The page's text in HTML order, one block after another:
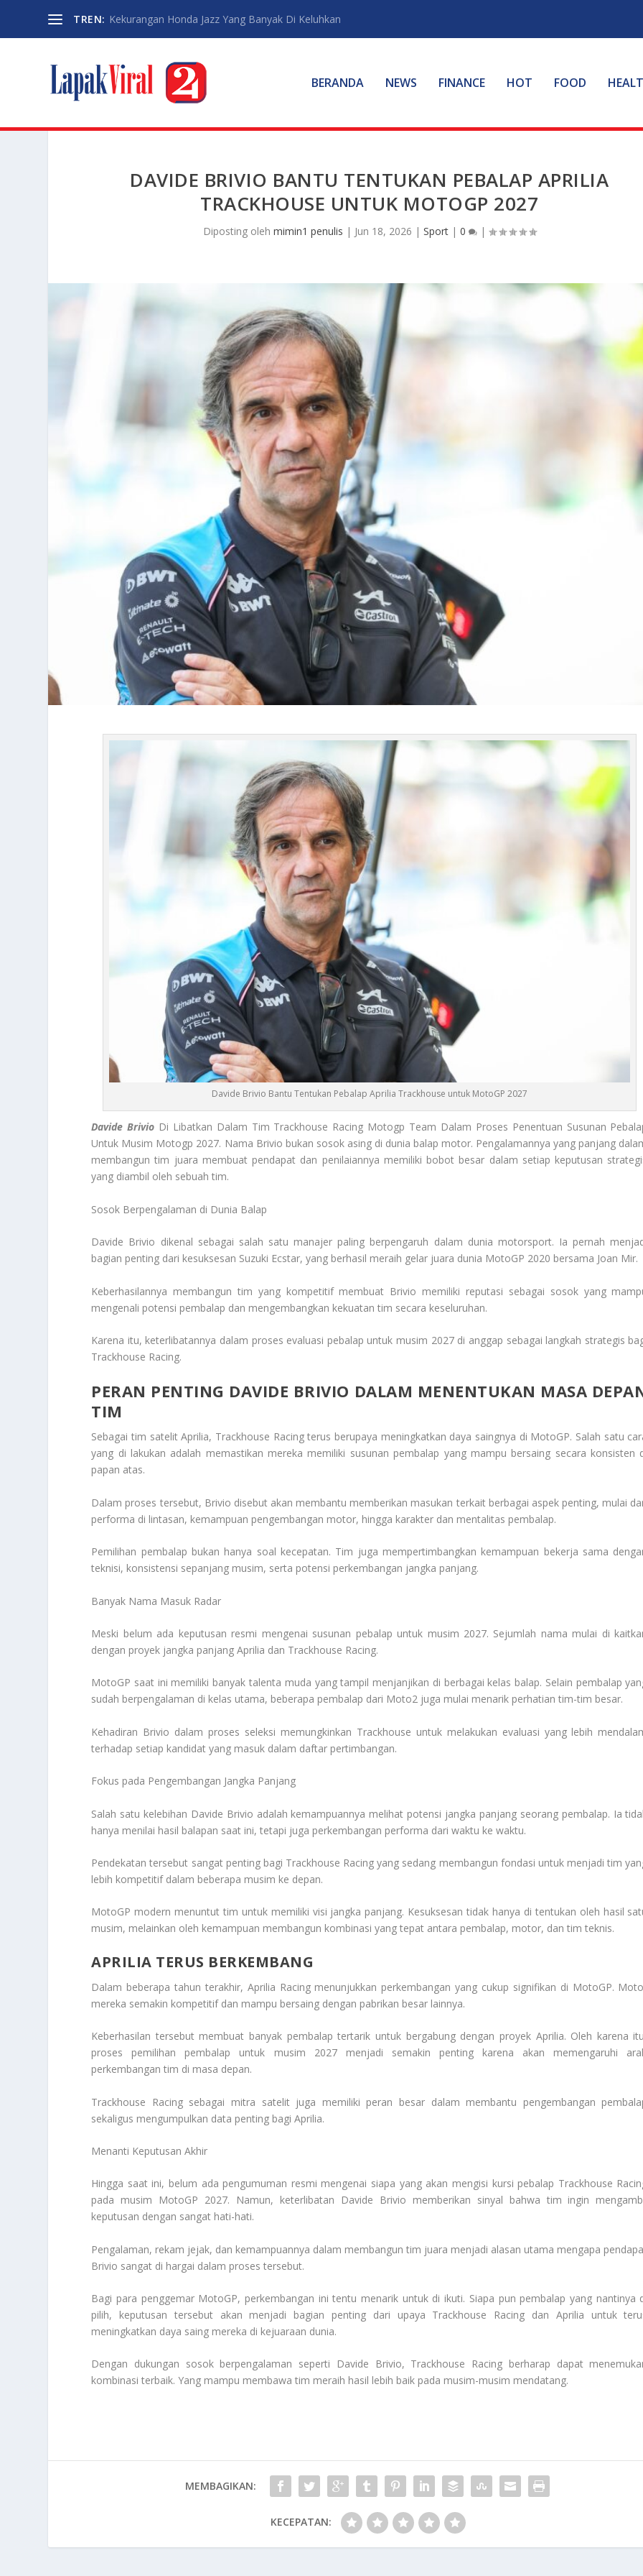
TREN: Kekurangan Honda Jazz Yang Banyak Di Keluhkan
BERANDA NEWS FINANCE HOT FOOD
DAVIDE BRIVIO BANTU TENTUKAN PEBALAP APRILIA
TRACKHOUSE UNTUK MOTOGP 2027
Diposting oleh mimin1 penulis | Jun 18, 2026 | Sport| 0 |
Davide Brivio Bantu Tentukan Pebalap Aprilia Trackhouse untuk MotoGP 2027
Davide Brivio Di Libatkan Dalam Tim Trackhouse Racing Motogp Team Dalam Proses Penentuan Susunan
Untuk Musim Motogp 2027. Nama Brivio bukan sosok asing di dunia balap motor. Pengalamannya yang panjang
membangun tim juara membuat pendapat dan penilaiannya memiliki bobot besar dalam setiap keputusan
yang diambil oleh sebuah tim.
Sosok Berpengalaman di Dunia Balap
Davide Brivio dikenal sebagai salah satu manajer paling berpengaruh dalam dunia motorsport. Ia pernah
bagian penting dari kesuksesan Suzuki Ecstar, yang berhasil meraih gelar juara dunia MotoGP 2020 bersama Joan Mir.
Keberhasilannya membangun tim yang kompetitif membuat Brivio memiliki reputasi sebagai sosok yang
mengenali potensi pembalap dan mengembangkan kekuatan tim secara keseluruhan.
Karena itu, keterlibatannya dalam proses evaluasi pebalap untuk musim 2027 di anggap sebagai langkah strategis
Trackhouse Racing.
PERAN PENTING DAVIDE BRIVIO DALAM MENENTUKAN MASA
TIM
Sebagai tim satelit Aprilia, Trackhouse Racing terus berupaya meningkatkan daya saingnya di MotoGP. Salah satu
yang di lakukan adalah memastikan mereka memiliki susunan pembalap yang mampu bersaing secara konsisten
papan atas.
Dalam proses tersebut, Brivio disebut akan membantu memberikan masukan terkait berbagai aspek penting, mulai
performa di lintasan, kemampuan pengembangan motor, hingga karakter dan mentalitas pembalap.
Pemilihan pembalap bukan hanya soal kecepatan. Tim juga mempertimbangkan kemampuan bekerja sama
teknisi, konsistensi sepanjang musim, serta potensi perkembangan jangka panjang.
Banyak Nama Masuk Radar
Meski belum ada keputusan resmi mengenai susunan pebalap untuk musim 2027. Sejumlah nama mulai di
dengan proyek jangka panjang Aprilia dan Trackhouse Racing.
MotoGP saat ini memiliki banyak talenta muda yang tampil menjanjikan di berbagai kelas balap. Selain pembalap
sudah berpengalaman di kelas utama, beberapa pembalap dari Moto2 juga mulai menarik perhatian tim-tim besar.
Kehadiran Brivio dalam proses seleksi memungkinkan Trackhouse untuk melakukan evaluasi yang lebih
terhadap setiap kandidat yang masuk dalam daftar pertimbangan.
Fokus pada Pengembangan Jangka Panjang
Salah satu kelebihan Davide Brivio adalah kemampuannya melihat potensi jangka panjang seorang pembalap. Ia
hanya menilai hasil balapan saat ini, tetapi juga perkembangan performa dari waktu ke waktu.
Pendekatan tersebut sangat penting bagi Trackhouse Racing yang sedang membangun fondasi untuk menjadi tim
lebih kompetitif dalam beberapa musim ke depan.
MotoGP modern menuntut tim untuk memiliki visi jangka panjang. Kesuksesan tidak hanya di tentukan oleh hasil
musim, melainkan oleh kemampuan membangun kombinasi yang tepat antara pembalap, motor, dan tim teknis.
APRILIA TERUS BERKEMBANG
Dalam beberapa tahun terakhir, Aprilia Racing menunjukkan perkembangan yang cukup signifikan di MotoGP.
mereka semakin kompetitif dan mampu bersaing dengan pabrikan besar lainnya.
Keberhasilan tersebut membuat banyak pembalap tertarik untuk bergabung dengan proyek Aprilia. Oleh karena
proses pemilihan pembalap untuk musim 2027 menjadi semakin penting karena akan memengaruhi
perkembangan tim di masa depan.
Trackhouse Racing sebagai mitra satelit juga memiliki peran besar dalam membantu pengembangan
sekaligus mengumpulkan data penting bagi Aprilia.
Menanti Keputusan Akhir
Hingga saat ini, belum ada pengumuman resmi mengenai siapa yang akan mengisi kursi pebalap Trackhouse
pada musim MotoGP 2027. Namun, keterlibatan Davide Brivio memberikan sinyal bahwa tim ingin
keputusan dengan sangat hati-hati.
Pengalaman, rekam jejak, dan kemampuannya dalam membangun tim juara menjadi alasan utama mengapa
Brivio sangat di hargai dalam proses tersebut.
Bagi para penggemar MotoGP, perkembangan ini tentu menarik untuk di ikuti. Siapa pun pembalap yang nantinya
pilih, keputusan tersebut akan menjadi bagian penting dari upaya Trackhouse Racing dan Aprilia untuk
meningkatkan daya saing mereka di kejuaraan dunia.
Dengan dukungan sosok berpengalaman seperti Davide Brivio, Trackhouse Racing berharap dapat
kombinasi terbaik. Yang mampu membawa tim meraih hasil lebih baik pada musim-musim mendatang.
MEMBAGIKAN:
KECEPATAN: